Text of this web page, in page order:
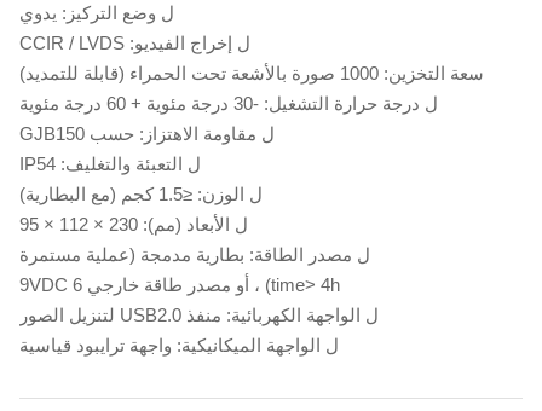
ل وضع التركيز: يدوي
ل إخراج الفيديو: CCIR / LVDS
سعة التخزين: 1000 صورة بالأشعة تحت الحمراء (قابلة للتمديد)
ل درجة حرارة التشغيل: -30 درجة مئوية + 60 درجة مئوية
ل مقاومة الاهتزاز: حسب GJB150
ل التعبئة والتغليف: IP54
ل الوزن: ≤1.5 كجم (مع البطارية)
ل الأبعاد (مم): 230 × 112 × 95
ل مصدر الطاقة: بطارية مدمجة (عملية مستمرة
time> 4h) ، أو مصدر طاقة خارجي 6 9VDC
ل الواجهة الكهربائية: منفذ USB2.0 لتنزيل الصور
ل الواجهة الميكانيكية: واجهة ترايبود قياسية